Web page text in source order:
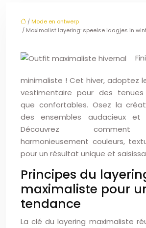
/ Mode en ontwerp
/ Maximalist layering: speelse laagjes in
minimaliste ! Cet hiver, adoptez
vestimentaire pour des
que confortables. Osez la
des ensembles audacieux et
Découvrez comment
harmonieusement couleurs,
pour un résultat unique et
Principes du
maximaliste pour
tendance
La clé du layering maximaliste